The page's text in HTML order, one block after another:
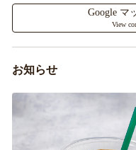
Google マ
View
お知らせ